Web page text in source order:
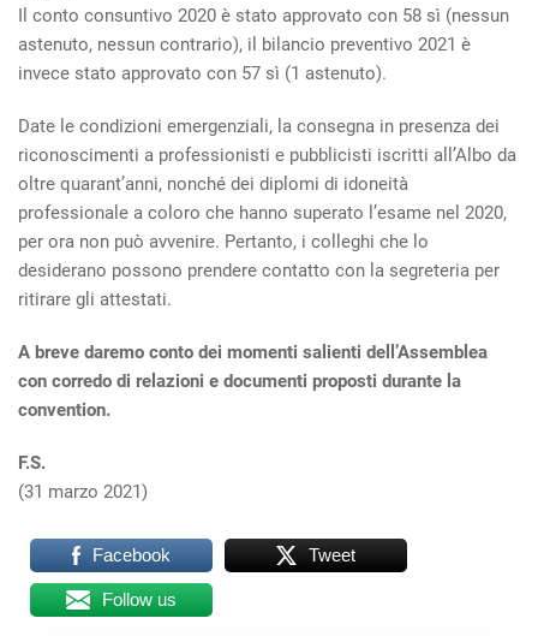
Il conto consuntivo 2020 è stato approvato con 58 sì (nessun
astenuto, nessun contrario), il bilancio preventivo 2021 è
invece stato approvato con 57 sì (1 astenuto).
Date le condizioni emergenziali, la consegna in presenza dei
riconoscimenti a professionisti e pubblicisti iscritti all’Albo da
oltre quarant’anni, nonché dei diplomi di idoneità
professionale a coloro che hanno superato l’esame nel 2020,
per ora non può avvenire. Pertanto, i colleghi che lo
desiderano possono prendere contatto con la segreteria per
ritirare gli attestati.
A breve daremo conto dei momenti salienti dell’Assemblea
con corredo di relazioni e documenti proposti durante la
convention.
F.S.
(31 marzo 2021)
Facebook Tweet
Follow us